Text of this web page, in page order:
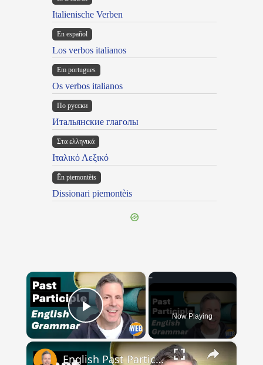
Italienische Verben
En español
Los verbos italianos
Em portugues
Os verbos italianos
По русски
Итальянские глаголы
Στα ελληνικά
Ιταλικό Λεξικό
Ën piemontèis
Dissionari piemontèis
×
Play Video Now Playing
×
English Past Participles | How to use correctly